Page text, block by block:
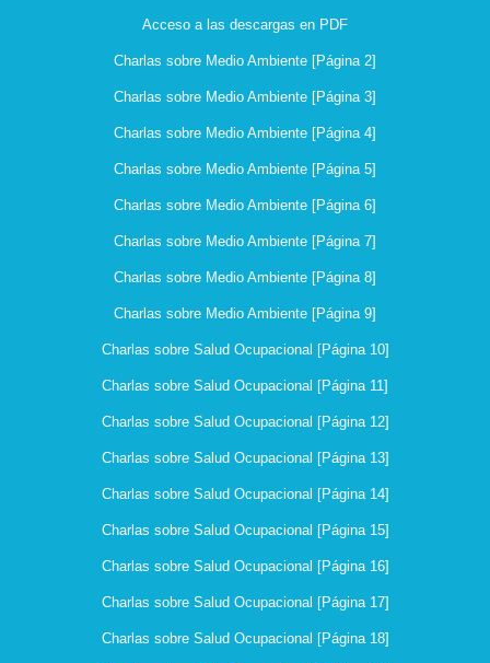
Acceso a las descargas en PDF
Charlas sobre Medio Ambiente [Página 2]
Charlas sobre Medio Ambiente [Página 3]
Charlas sobre Medio Ambiente [Página 4]
Charlas sobre Medio Ambiente [Página 5]
Charlas sobre Medio Ambiente [Página 6]
Charlas sobre Medio Ambiente [Página 7]
Charlas sobre Medio Ambiente [Página 8]
Charlas sobre Medio Ambiente [Página 9]
Charlas sobre Salud Ocupacional [Página 10]
Charlas sobre Salud Ocupacional [Página 11]
Charlas sobre Salud Ocupacional [Página 12]
Charlas sobre Salud Ocupacional [Página 13]
Charlas sobre Salud Ocupacional [Página 14]
Charlas sobre Salud Ocupacional [Página 15]
Charlas sobre Salud Ocupacional [Página 16]
Charlas sobre Salud Ocupacional [Página 17]
Charlas sobre Salud Ocupacional [Página 18]